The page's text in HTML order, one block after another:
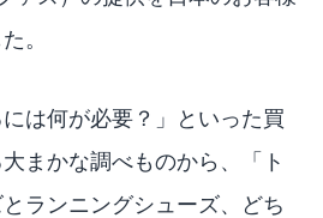
。
には何が必要？」といった買
まかな調べものから、「ト
ランニングシューズ、どち